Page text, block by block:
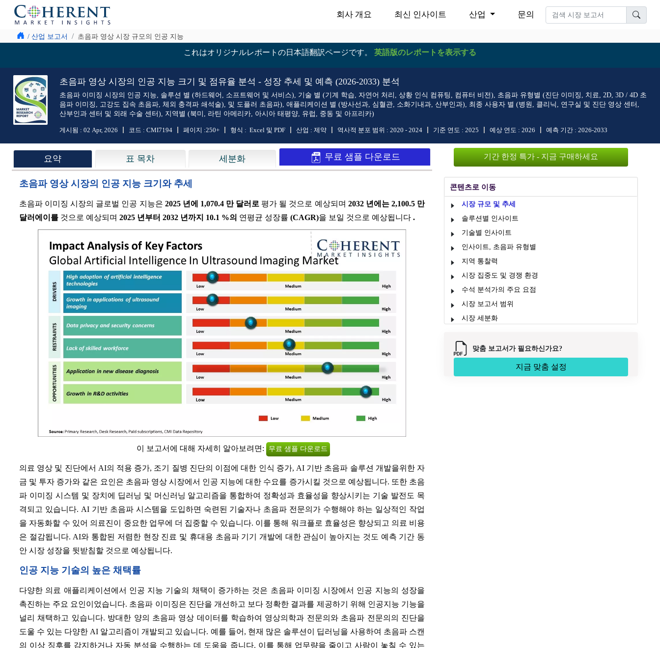
회사 개요 최신 인사이트 산업 문의
/ 산업 보고서 초음파 영상 시장 규모의 인공 지능
これはオリジナルレポートの日本語翻訳ページです。 英語版のレポートを表示する
초음파 영상 시장의 인공 지능 크기 및 점유율 분석 - 성장 추세 및 예측 (2026-2033) 분석
초음파 이미징 시장의 인공 지능, 솔루션 별 (하드웨어, 소프트웨어 및 서비스), 기술 별 (기계 학습, 자연어 처리, 상황 인식 컴퓨팅, 컴퓨터 비전), 초음파 유형별 (진단 이미징, 치료, 2D, 3D / 4D 초
음파 이미징, 고강도 집속 초음파, 체외 충격파 쇄석술), 및 도플러 초음파), 애플리케이션 별 (방사선과, 심혈관, 소화기내과, 산부인과), 최종 사용자 별 (병원, 클리닉, 연구실 및 진단 영상 센터,
산부인과 센터 및 외래 수술 센터), 지역별 (북미, 라틴 아메리카, 아시아 태평양, 유럽, 중동 및 아프리카)
게시됨 : 02 Apr, 2026 코드 : CMI7194 페이지 :250+ 형식 : Excel 및 PDF 산업 : 제약 역사적 분포 범위 : 2020 - 2024 기준 연도 : 2025 예상 연도 : 2026 예측 기간 : 2026-2033
요약 표 목차 세분화 무료 샘플 다운로드
초음파 영상 시장의 인공 지능 크기와 추세
초음파 이미징 시장의 글로벌 인공 지능은 2025 년에 1,070.4 만 달러로 평가 될 것으로 예상되며 2032 년에는 2,100.5 만
달러에이를 것으로 예상되며 2025 년부터 2032 년까지 10.1 %의 연평균 성장률 (CAGR)을 보일 것으로 예상됩니다 .
이 보고서에 대해 자세히 알아보려면: 무료 샘플 다운로드
의료 영상 및 진단에서 AI의 적용 증가, 조기 질병 진단의 이점에 대한 인식 증가, AI 기반 초음파 솔루션 개발을위한 자
금 및 투자 증가와 같은 요인은 초음파 영상 시장에서 인공 지능에 대한 수요를 증가시킬 것으로 예상됩니다. 또한 초음
파 이미징 시스템 및 장치에 딥러닝 및 머신러닝 알고리즘을 통합하여 정확성과 효율성을 향상시키는 기술 발전도 목
격되고 있습니다. AI 기반 초음파 시스템을 도입하면 숙련된 기술자나 초음파 전문의가 수행해야 하는 일상적인 작업
을 자동화할 수 있어 의료진이 중요한 업무에 더 집중할 수 있습니다. 이를 통해 워크플로 효율성은 향상되고 의료 비용
은 절감됩니다. AI와 통합된 저렴한 현장 진료 및 휴대용 초음파 기기 개발에 대한 관심이 높아지는 것도 예측 기간 동
안 시장 성장을 뒷받침할 것으로 예상됩니다.
인공 지능 기술의 높은 채택률
다양한 의료 애플리케이션에서 인공 지능 기술의 채택이 증가하는 것은 초음파 이미징 시장에서 인공 지능의 성장을
촉진하는 주요 요인이었습니다. 초음파 이미징은 진단을 개선하고 보다 정확한 결과를 제공하기 위해 인공지능 기능을
널리 채택하고 있습니다. 방대한 양의 초음파 영상 데이터를 학습하여 영상의학과 전문의와 초음파 전문의의 진단을
도울 수 있는 다양한 AI 알고리즘이 개발되고 있습니다. 예를 들어, 현재 많은 솔루션이 딥러닝을 사용하여 초음파 스캔
의 이상 징후를 감지하거나 자동 분석을 수행하는 데 도움을 줍니다. 이를 통해 업무량을 줄이고 사람이 놓칠 수 있는
기간 한정 특가 - 지금 구매하세요
콘텐츠로 이동
시장 규모 및 추세
솔루션별 인사이트
기술별 인사이트
인사이트, 초음파 유형별
지역 통찰력
시장 집중도 및 경쟁 환경
수석 분석가의 주요 요점
시장 보고서 범위
시장 세분화
맞춤 보고서가 필요하신가요?
지금 맞춤 설정